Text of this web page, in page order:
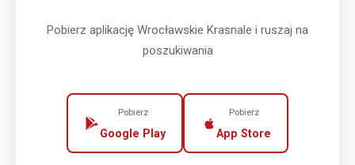
Pobierz aplikację Wrocławskie Krasnale i ruszaj na
poszukiwania
Pobierz
Google Play
Pobierz
App Store